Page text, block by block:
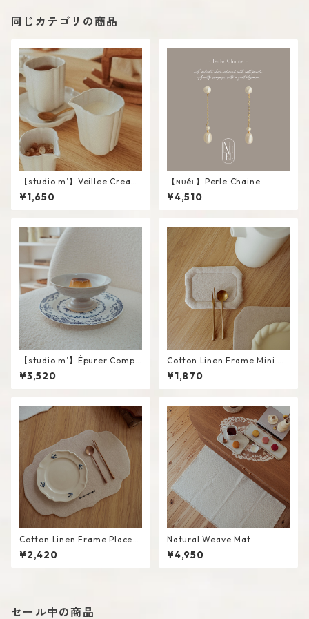
同じカテゴリの商品
【studio m’】Veillee Cream
er #White / L
¥1,650
【ɴᴜéʟ】Perle Chaine
¥4,510
【studio m’】Épurer Compo
te #White / M
¥3,520
Cotton Linen Frame Mini M
at #Beige
¥1,870
Cotton Linen Frame Placem
at #Beige
¥2,420
Natural Weave Mat
¥4,950
セール中の商品